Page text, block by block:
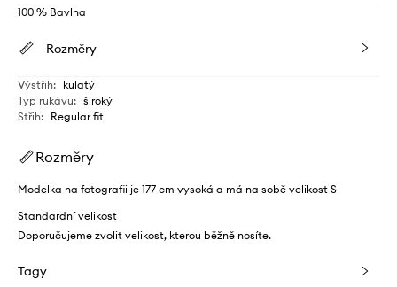
100 % Bavlna
Rozměry
Výstřih: kulatý
Typ rukávu: široký
Střih: Regular fit
Rozměry
Modelka na fotografii je 177 cm vysoká a má na sobě velikost S
Standardní velikost
Doporučujeme zvolit velikost, kterou běžně nosíte.
Tagy